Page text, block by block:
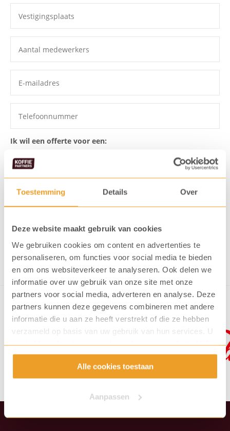
Toestemming Details Over
Deze website maakt gebruik van cookies
We gebruiken cookies om content en advertenties te
personaliseren, om functies voor social media te bieden
en om ons websiteverkeer te analyseren. Ook delen we
informatie over uw gebruik van onze site met onze
partners voor social media, adverteren en analyse. Deze
partners kunnen deze gegevens combineren met andere
informatie die u aan ze heeft verstrekt of die ze hebben
verzameld op basis van uw gebruik van hun services. U
gaat akkoord met onze cookies als u onze website blijft
gebruiken.
Alle cookies toestaan
Aanpassen
Ik wil een offerte voor een:
Ik ga akkoord dat mijn gegevensopgeslagen worden
Ik meld me aan voor de KoffiePartners nieuwsbrief
Verstuur formulier